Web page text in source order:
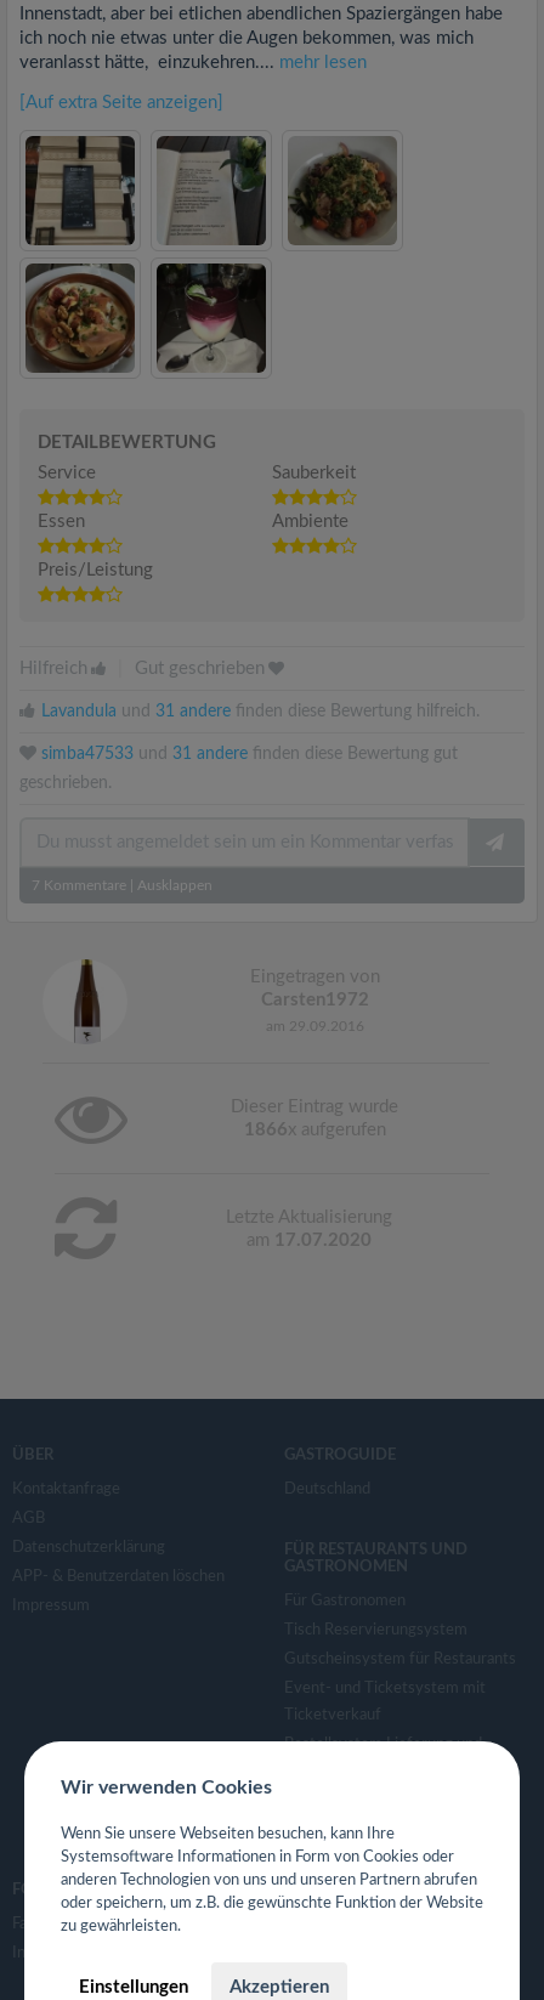
Innenstadt, aber bei etlichen abendlichen Spaziergängen habe
ich noch nie etwas unter die Augen bekommen, was mich
veranlasst hätte, einzukehren.... mehr lesen
[Auf extra Seite anzeigen]
DETAILBEWERTUNG
Service
Sauberkeit
Essen Ambiente
Preis/Leistung
Hilfreich Gut geschrieben
Lavandula und 31 andere finden diese Bewertung hilfreich.
simba47533 und 31 andere finden diese Bewertung gut
geschrieben.
7 Kommentare Ausklappen
Eingetragen von
Carsten1972
am 29.09.2016
Dieser Eintrag wurde
1866x aufgerufen
Letzte Aktualisierung
am 17.07.2020
ÜBER
Kontaktanfrage
AGB
Datenschutzerklärung
APP- & Benutzerdaten löschen
Impressum
GASTROGUIDE
Deutschland
FÜR RESTAURANTS UND
GASTRONOMEN
Für Gastronomen
Tisch Reservierungsystem
Gutscheinsystem für Restaurants
Event- und Ticketsystem mit
Ticketverkauf
Bestellsystem Lieferung und
Eigene App für Restaurant
FOLGE UNS
Facebook
Instagram
Wir verwenden Cookies
Wenn Sie unsere Webseiten besuchen, kann Ihre
Systemsoftware Informationen in Form von Cookies oder
anderen Technologien von uns und unseren Partnern abrufen
oder speichern, um z.B. die gewünschte Funktion der Website
zu gewährleisten.
Einstellungen Akzeptieren